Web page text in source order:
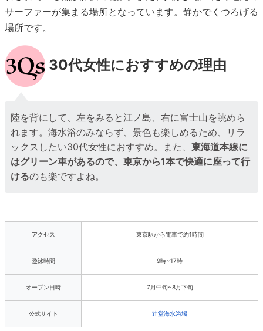
サーファーが集まる場所となっています。静かでくつろげる
場所です。
30代女性におすすめの理由
陸を背にして、左をみると江ノ島、右に富士山を眺めら
れます。海水浴のみならず、景色も楽しめるため、リラ
ックスしたい30代女性におすすめ。また、東海道本線に
はグリーン車があるので、東京から1本で快適に座って行
けるのも楽ですよね。
アクセス 東京駅から電車で約1時間
遊泳時間 9時~17時
オープン日時 7月中旬~8月下旬
公式サイト 辻堂海水浴場